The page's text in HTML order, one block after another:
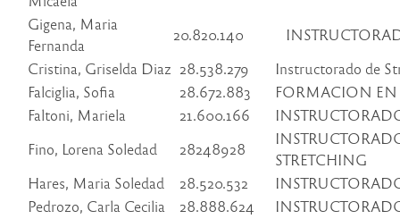
Gigena, Maria
Fernanda
20.820.140
Cristina, Griselda Diaz 28.538.279
Instructorado de
Falciglia, Sofia
28.672.883
FORMACION EN
Faltoni, Mariela
21.600.166
Fino, Lorena Soledad
28248928
STRETCHING
Hares, Maria Soledad
28.520.532
Pedrozo, Carla Cecilia
28.888.624